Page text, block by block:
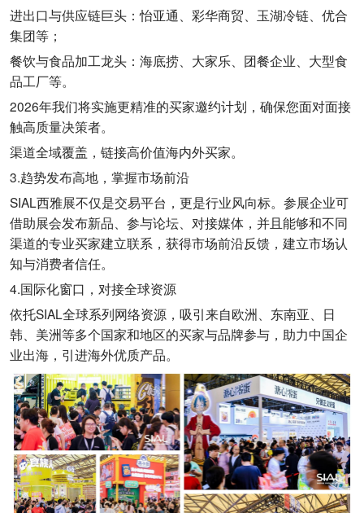
进出口与供应链巨头：怡亚通、彩华商贸、玉湖冷链、优合
集团等；
餐饮与食品加工龙头：海底捞、大家乐、团餐企业、大型食
品工厂等。
2026年我们将实施更精准的买家邀约计划，确保您面对面接
触高质量决策者。
渠道全域覆盖，链接高价值海内外买家。
3.趋势发布高地，掌握市场前沿
SIAL西雅展不仅是交易平台，更是行业风向标。参展企业可
借助展会发布新品、参与论坛、对接媒体，并且能够和不同
渠道的专业买家建立联系，获得市场前沿反馈，建立市场认
知与消费者信任。
4.国际化窗口，对接全球资源
依托SIAL全球系列网络资源，吸引来自欧洲、东南亚、日
韩、美洲等多个国家和地区的买家与品牌参与，助力中国企
业出海，引进海外优质产品。